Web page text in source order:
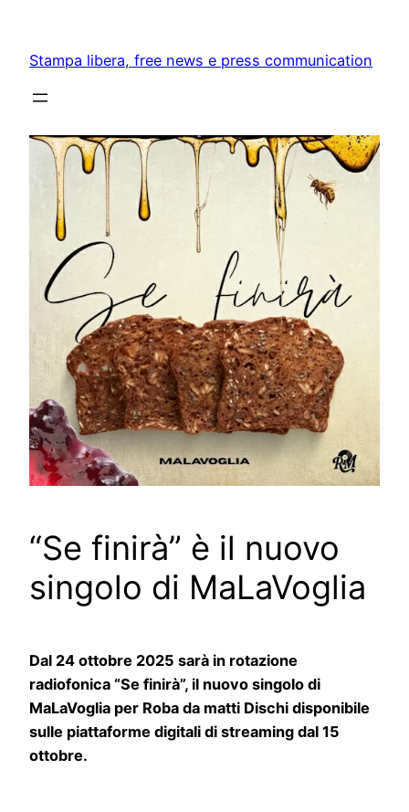
content
Stampa libera, free news e press communication
“Se finirà” è il nuovo
singolo di MaLaVoglia
Dal 24 ottobre 2025 sarà in rotazione
radiofonica “Se finirà”, il nuovo singolo di
MaLaVoglia per Roba da matti Dischi disponibile
sulle piattaforme digitali di streaming dal 15
ottobre.